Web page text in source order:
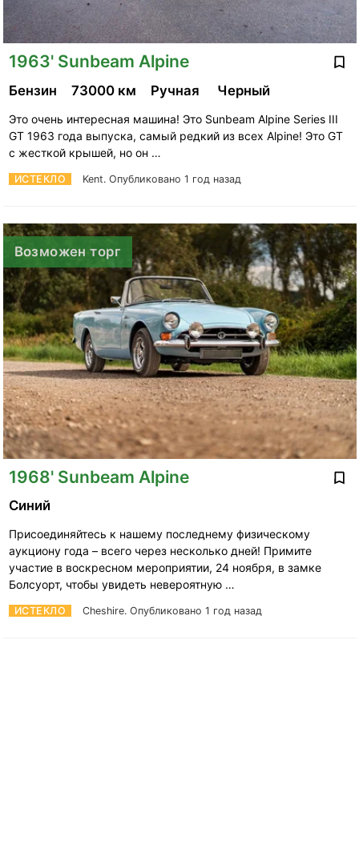
1963' Sunbeam Alpine
ИСТЕКЛО Kent. Опубликовано 1 год назад
Бензин 73000 км Ручная Черный
Это очень интересная машина! Это Sunbeam Alpine Series III
GT 1963 года выпуска, самый редкий из всех Alpine! Это GT
с жесткой крышей, но он …
Возможен торг
1968' Sunbeam Alpine
ИСТЕКЛО Cheshire. Опубликовано 1 год назад
Синий
Присоединяйтесь к нашему последнему физическому
аукциону года – всего через несколько дней! Примите
участие в воскресном мероприятии, 24 ноября, в замке
Болсуорт, чтобы увидеть невероятную …